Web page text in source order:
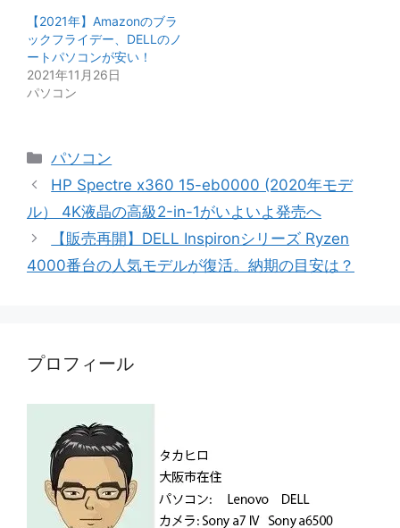
【2021年】Amazonのブラ
ックフライデー、DELLのノ
ートパソコンが安い！
2021年11月26日
パソコン
カ
テ
リ
ー
パソコン
HP Spectre x360 15-eb0000 (2020年モデ
ル） 4K液晶の高級2-in-1がいよいよ発売へ
【販売再開】DELL Inspironシリーズ Ryzen
4000番台の人気モデルが復活。納期の目安は？
プロフィール